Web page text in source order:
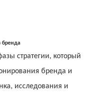
бренда
стратегии, который
бренда и
исследования и